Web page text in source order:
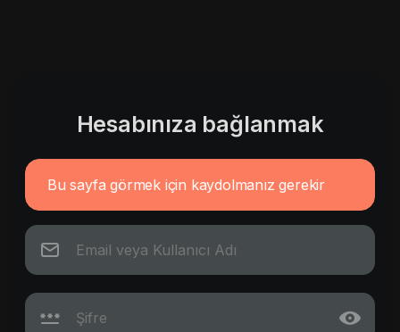
Hesabınıza bağlanmak
Bu sayfa görmek için kaydolmanız gerekir